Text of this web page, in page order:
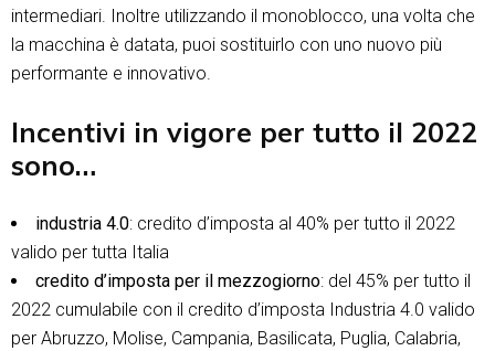
intermediari. Inoltre utilizzando il monoblocco, una volta che
la macchina è datata, puoi sostituirlo con uno nuovo più
performante e innovativo.
Incentivi in vigore per tutto il 2022
sono…
industria 4.0: credito d’imposta al 40% per tutto il 2022
valido per tutta Italia
credito d’imposta per il mezzogiorno: del 45% per tutto il
2022 cumulabile con il credito d’imposta Industria 4.0 valido
per Abruzzo, Molise, Campania, Basilicata, Puglia, Calabria,